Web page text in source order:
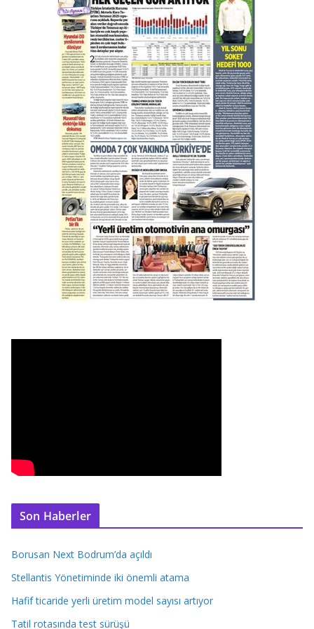
Son Haberler
Borusan Next Bodrum’da açıldı
Stellantis Yönetiminde iki önemli atama
Hafif ticaride yerli üretim model sayısı artıyor
Tatil rotasında test sürüşü